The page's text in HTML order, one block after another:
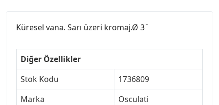
Küresel vana. Sarı üzeri kromaj.Ø 3¨
Diğer Özellikler
Stok Kodu
1736809
Marka
Osculati